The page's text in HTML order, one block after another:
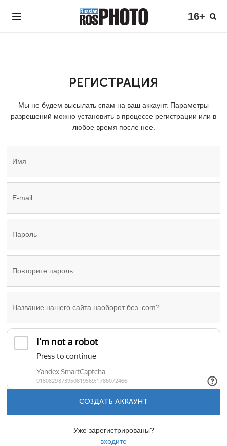
16+
РЕГИСТРАЦИЯ
Мы не будем высылать спам на ваш аккаунт. Параметры
разрешений можно установить в процессе регистрации или в
любое время после нее.
СОЗДАТЬ АККАУНТ
Уже зарегистрированы?
входите